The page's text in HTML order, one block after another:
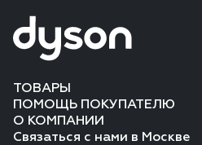
ТОВАРЫ
ПОМОЩЬ ПОКУПАТЕЛЮ
О КОМПАНИИ
Связаться с нами в Москве